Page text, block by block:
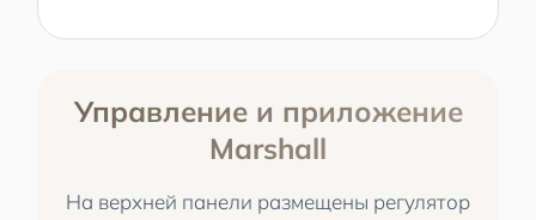
Управление и приложение
Marshall
На верхней панели размещены регулятор